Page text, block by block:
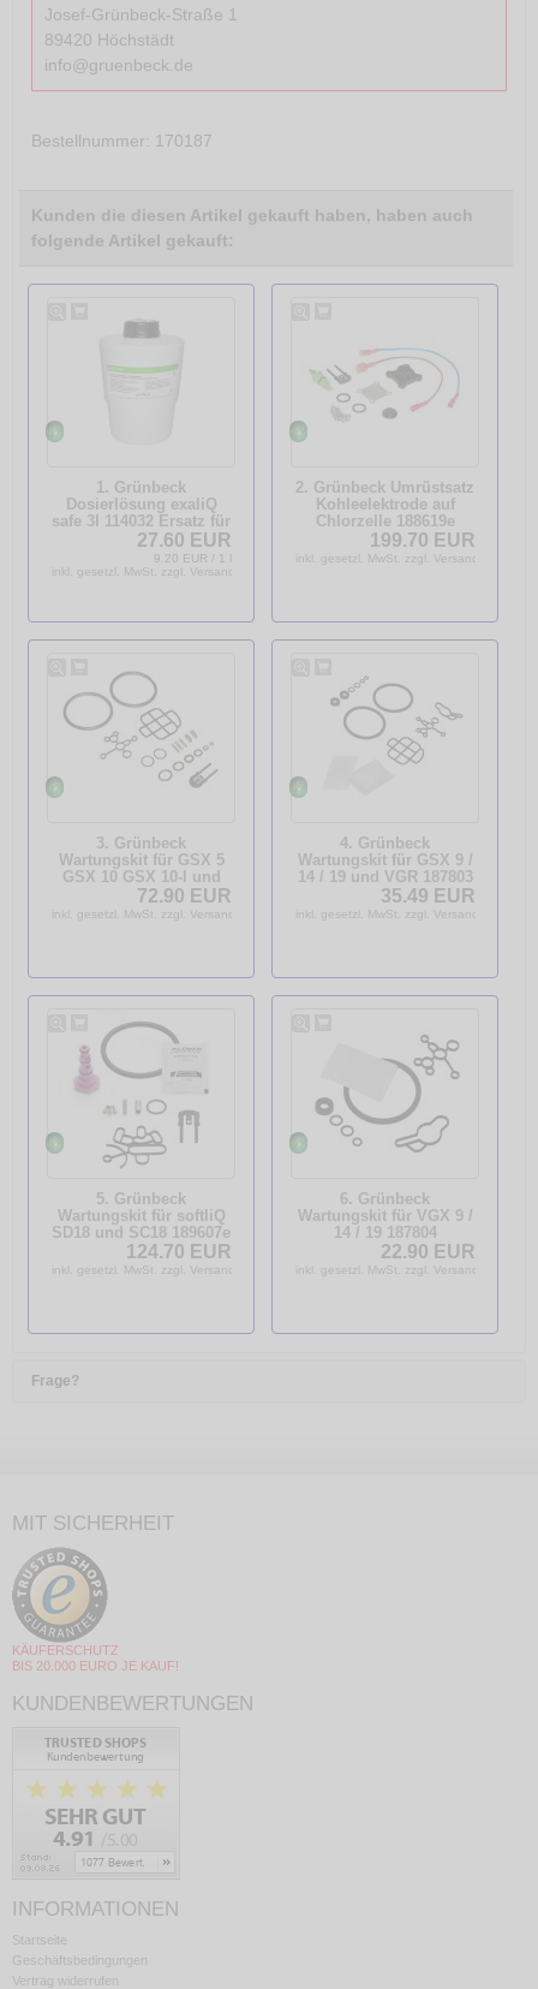
Josef-Grünbeck-Straße 1
89420 Höchstädt
info@gruenbeck.de
Bestellnummer: 170187
Kunden die diesen Artikel gekauft haben, haben auch
folgende Artikel gekauft:
1. Grünbeck
Dosierlösung exaliQ
safe 3l 114032 Ersatz für
Exados grün ST u. rot
27.60 EUR
9.20 EUR / 1 l
inkl. gesetzl. MwSt. zzgl. Versandkosten
2. Grünbeck Umrüstsatz
Kohleelektrode auf
Chlorzelle 188619e
199.70 EUR
inkl. gesetzl. MwSt. zzgl. Versandkosten
3. Grünbeck
Wartungskit für GSX 5
GSX 10 GSX 10-I und
GSX plus Wartungsset
187650E
72.90 EUR
inkl. gesetzl. MwSt. zzgl. Versandkosten
4. Grünbeck
Wartungskit für GSX 9 /
14 / 19 und VGR 187803
Wartungsset 187 803
35.49 EUR
inkl. gesetzl. MwSt. zzgl. Versandkosten
5. Grünbeck
Wartungskit für softliQ
SD18 und SC18 189607e
124.70 EUR
inkl. gesetzl. MwSt. zzgl. Versandkosten
6. Grünbeck
Wartungskit für VGX 9 /
14 / 19 187804
Wartungsset 187 804
22.90 EUR
inkl. gesetzl. MwSt. zzgl. Versandkosten
Frage?
MIT SICHERHEIT
KÄUFERSCHUTZ
BIS 20.000 EURO JE KAUF!
KUNDENBEWERTUNGEN
INFORMATIONEN
Startseite
Geschäftsbedingungen
Vertrag widerrufen